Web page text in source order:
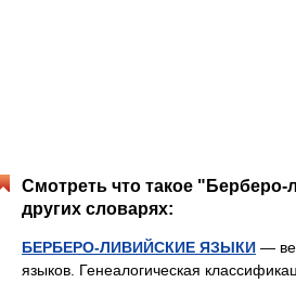
Смотреть что такое "Берберо-
других словарях:
БЕРБЕРО-ЛИВИЙСКИЕ ЯЗЫКИ —
языков. Генеалогическая